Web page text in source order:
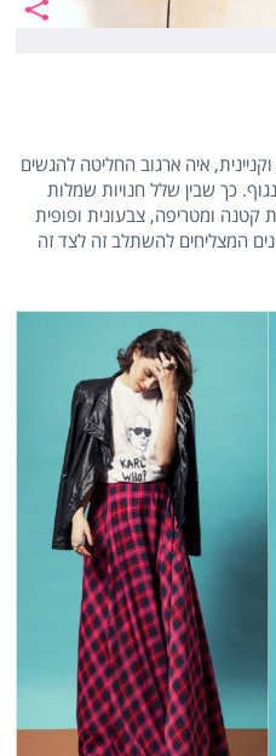
איה ארגוב החליטה להגשים
כך שבין שלל חנויות שמלות
ומטריפה, צבעונית ופופית
המצליחים להשתלב זה לצד זה